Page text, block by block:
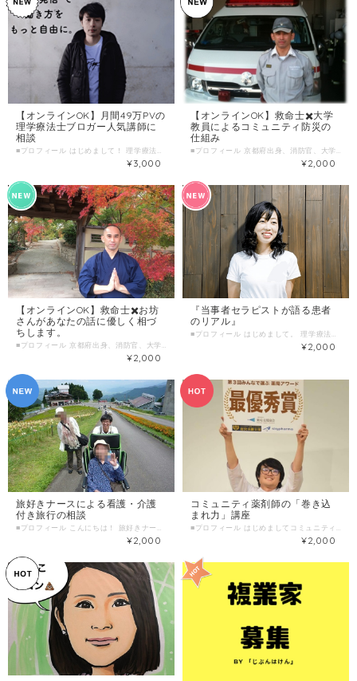
【オンラインOK】月間49万PVの
理学療法士ブロガー人気講師に
相談
¥3,000
【オンラインOK】救命士✖️大学
教員によるコミュニティ防災の
仕組み
¥2,000
【オンラインOK】救命士✖️お坊
さんがあなたの話に優しく相づ
ちします。
¥2,000
『当事者セラピストが語る患者
のリアル』
¥2,000
旅好きナースによる看護・介護
付き旅行の相談
■プロフィール こんにちは！ 旅好きナースの翔（しょう）ちゃんです。 私は「旅を通して人生に新たな価値を」をテーマに病気や障がいがある方のたびの医療サポートをしております。 「過去にはALS （筋萎縮性側索硬化症）の方の結婚式参列のお手伝い」 「車椅子全介助、胃ろうの方の里帰り」 など、その人らしく生きるための看護付き旅行のお手伝いをさせていただいています。 なぜ「旅（たび）」なのか？ 旅に出るには今までだったら「難しいかも？」「あれもこれも出来ないし」という思いが出てくると思います。 しかし、「旅（たび）」を目標にそれらの課題をクリアして帰宅した時には 自分で出来る事が増えている。 日常生活の幅が広がる。 そうなるために「旅（たび）」の前からサポートさせていただきます。 まずはご自身やご家族が、「旅（たび）」に行くことができるか？ 必要な情報を整理すれば、看護や介護サポートがなくても、 現地の宿泊先やネットワークを活用して楽しい旅行を楽しむことができます。 「病気だから旅行はどうせ無理。。。」 と諦める前に、一度気軽に相談ください。 ■わたしの複業 ①看護師歴8年目（救命センター4年、精神科2年、現訪問看護) 現在大阪市内の訪問看護ステーション「Sieg（ジーク）」にて、 訪問看護をしながら、社内外セミナーやイベントの企画を担当 訪問看護ステーション「Sieg（ジーク）」 http://sieg918.com/ ②新幹線の中での経腸栄養投与や長時間座位が楽な車椅子の選定、 宿泊先での過ごし方のアドバイス、出先での緊急時対応方法のアドバイス ③身近な人の相談にのること その人の悩みを聞きながら、課題の本質を考えることが趣味です。 仕事の相談、人生の相談、旅行の相談と最近は「相談キャラ」になりつつあります。 ■時間内に提供できること 外出に対するお悩みの相談と解決策を一緒に考えます！ 例):新幹線の乗り方、宿泊先の探し方、出先での緊急対応の流れ、準備。 ■ こんな人におすすめ ・病気やケガで外出を諦めている方や、そのご家族や友人、支援者の方。 ■ 当日の流れとスケジュール 1はじめにどんな所に行きたいかなど思いをお聞かせください！ 2その後病状や日常生活でのお困り事を確認させていただきます！ 3対策や解決策、相談先の提案 4時間が来たら終了 ＊看護師の視点で客観的なアドバイスをさせていただきます。 ＊相談に対する料金で実施サポートを保証するものではございませんのでご了承ください。 ■ 調整可能な曜日・時間帯 平日 月〰金曜日19時以降 土日 事前調整で終日可能 ■ オンライン対応について zoom.LINE.メッセンジャーでのオンライン対応可能です。 ■1回のサービス提供時間 2時間
¥2,000
コミュニティ薬剤師の「巻き込
まれ力」講座
■プロフィール はじめましてコミュニティ薬剤師の福田です。 コミュニティ薬剤師という言葉は勝手に私が作りました。薬局や病院にいる薬剤師ではなく、自ら地域に巻き込まれていくスタイルの薬剤師です。なんか良い感じの兄ちゃんが実は薬剤師だったという関係性を目指して日々活動しています。 コミュニティナースという言葉は最近定着していますが、それとどう違うの？という質問をされることがあります。 答えとしては、コミュニティーナースとほとんど同じです。笑 持っている資格が看護師ではなく薬剤師という違い位です。 ちなみに、コミュニティナースは「ナース」なのに、コミュニティ薬剤師はなぜ「ファーマシスト」ではないの？と思われる方がいるかも知れませんが、単純に「ファーマシスト」という単語が言いにくいからです笑 最近、薬剤師さんから、薬局として地域貢献活動はしたいけど、どんな事をしたらよいかわからないという相談や、一般の方から、地域に出てみたいけど、どうやって地域に出ていけばよいか分からないという相談を受けることが増えてきました。そんな方に少しでもお役立ちできればと思い、「じぶんはけん」に登録しました。 薬剤師として地域に出てみたい コミュニティデザインに興味がある 面白い人を紹介してもらいたい などの要望がございましたらご相談ください！ ■わたしの複業 ① 薬局経営歴７年 薬剤師免許取得後、製薬会社のMRとして３年勤務 MR時代の担当エリア尼崎で薬局を事業譲渡し、経営を始めるものの、病院が移転してしまい半年で廃業決定。 その後、院内処方の病院に飛び込み営業をして、なんとか会社を持続。2016年に神戸の薬局を事業譲渡し、現在、尼崎と神戸の薬局を経営。 ただの薬局でなく、地域に土着する薬局を作るため、2019年4月、薬局横にコミュニティスペースをオープン。 コミュニティスペースをつかって、繋がりや、役割、やりたいことが見つかることで健康になることを目指して日々精進しています。 ② 受賞歴 第3会薬局アワードにて、コミュニティスペースの活用をプレゼンし、最優秀賞を受賞 ③ 特技 尺八 患者さんに尺八の師匠がいたので、教えてもらっています。 ④ 趣味 薬草探し 漢方が好きが高じて身近に生えている草にも興味を持ち始めました。今まで無価値だと思っていた草に、自分が知識を入れることで価値を見出せるので楽しいです。 ■時間内に提供できること 薬に関する相談 服薬指導を通したコミュニティ作り 地域に巻き込まれる方法 地域を巻き込む方法 尺八のコツ 薬になる雑草の紹介 食べられる雑草の紹介 ■ こんな人におすすめ まちづくり、コミュニティづくりに興味がある 薬剤師として働くことに閉塞感を感じている 医療職として柔軟に働いている人と知り合いたい方 ■ 当日の流れとスケジュール ６０分 １簡単にお互い自己紹介 ２相談内容ヒアリング ３個別の質問にお答えします ４時間が来たら終了 ■ 調整可能な曜日・時間帯 基本的には、平日の 火曜、木曜の18時以降 、または土曜日の午後 上記で難しい場合は可能な限り調整いたしますので、お気軽にお問い合わせ下さい。 ＊ 当日のお申し込みはご遠慮ください。 7日前以上の余裕を持った日時で、ご希望日時を３つほどお知らせください。 （送信欄）＝＝＝＝＝＝＝＝＝＝＝＝ 第一希望：●月●日●曜日 ●時●分～●時●分 第二希望：●月●日●曜日 ●時●分～●時●分 第三希望：●月●日●曜日 ●時●分～●時●分 ＝＝＝＝＝＝＝＝＝＝＝＝＝＝＝＝＝ ・喫茶店などでお会いできればと思います。 ・薬局コミュニティスペースのまごころ茶屋であれば、幅広い時間帯で対応可能です。 （お茶代等は、ご自身の分のみご負担ください。） ■ オンライン対応について ZOOMやLINE, Facebookメッセンジャーにて対応可能です。 ■1回のサービス提供時間 1時間
¥2,000